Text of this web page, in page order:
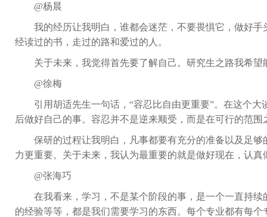
@杨晨
我的经历让我明白，谁都会迷茫，不要畏惧它，做好
经读过的书，走过的路和爱过的人。
关于未来，我觉得首先要了解自己。研究生之路我希
@徐梅
引用胡适先生一句话，“容忍比自由更重要”。在这个
后做好自己的事。容忍并不是逆来顺受，而是在可行的范
保研的过程让我明白，凡事都要有充分的准备以及足
力更重要。关于未来，我认为最重要的就是做好现在，认
@张海巧
在我看来，学习，不是某个阶段的事，是一个一直持
的经验等等，都是我们需要学习的东西。每个专业都有每